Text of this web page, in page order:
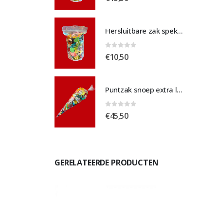
Hersluitbare zak spek & chocolade medium
0out of 5
€10,50
Puntzak snoep extra large
0out of 5
€45,50
GERELATEERDE PRODUCTEN